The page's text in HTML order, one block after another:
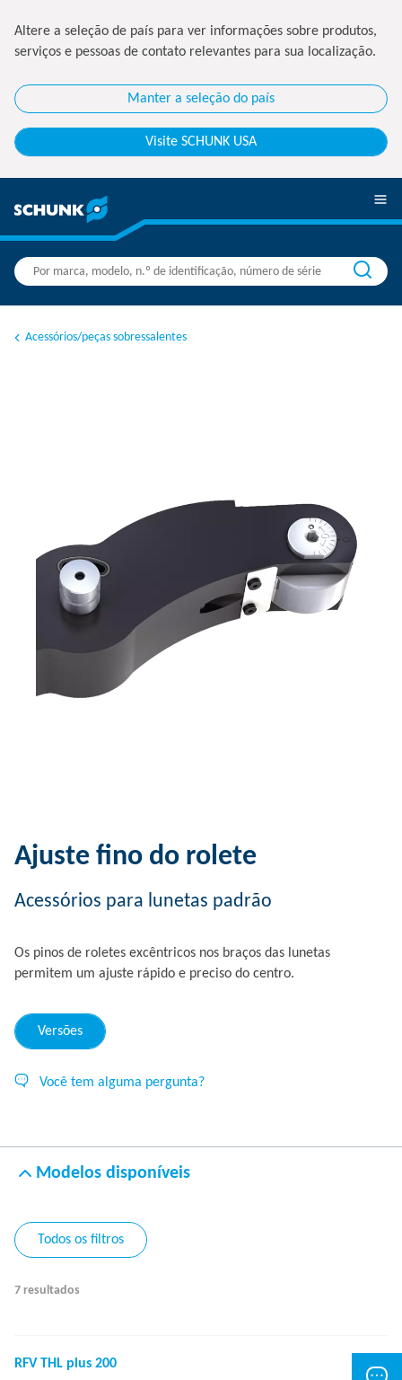
Altere a seleção de país para ver informações sobre produtos,
serviços e pessoas de contato relevantes para sua localização.
Manter a seleção do país
Visite SCHUNK USA
Acessórios/peças sobressalentes
Ajuste fino do rolete
Acessórios para lunetas padrão
Os pinos de roletes excêntricos nos braços das lunetas
permitem um ajuste rápido e preciso do centro.
Versões
Você tem alguma pergunta?
Modelos disponíveis
Todos os filtros
7 resultados
RFV THL plus 200